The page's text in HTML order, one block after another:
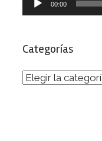
00:00
Categorías
Categorías